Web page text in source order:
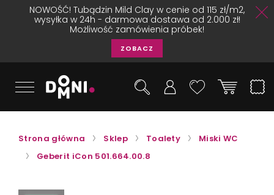
NOWOŚĆ! Tubądzin Mild Clay w cenie od 115 zł/m2,
wysyłka w 24h - darmowa dostawa od 2.000 zł!
Możliwość zamówienia próbek!
ZOBACZ
Strona główna Sklep Toalety
Miski WC
Geberit iCon 501.664.00.8